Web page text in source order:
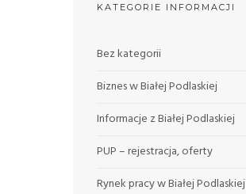
KATEGORIE INFORMACJI
Bez kategorii
Biznes w Białej Podlaskiej
Informacje z Białej Podlaskiej
PUP – rejestracja, oferty
Rynek pracy w Białej Podlaskiej